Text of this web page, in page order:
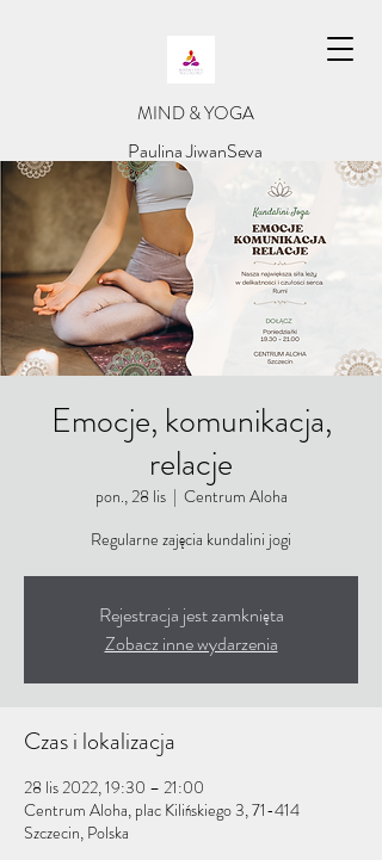
​MIND & YOGA
​Paulina JiwanSeva
Emocje, komunikacja,
relacje
pon., 28 lis
  |
Centrum Aloha
Regularne zajęcia kundalini jogi
Rejestracja jest zamknięta
Zobacz inne wydarzenia
Czas i lokalizacja
28 lis 2022, 19:30 – 21:00
Centrum Aloha, plac Kilińskiego 3, 71-414
Szczecin, Polska